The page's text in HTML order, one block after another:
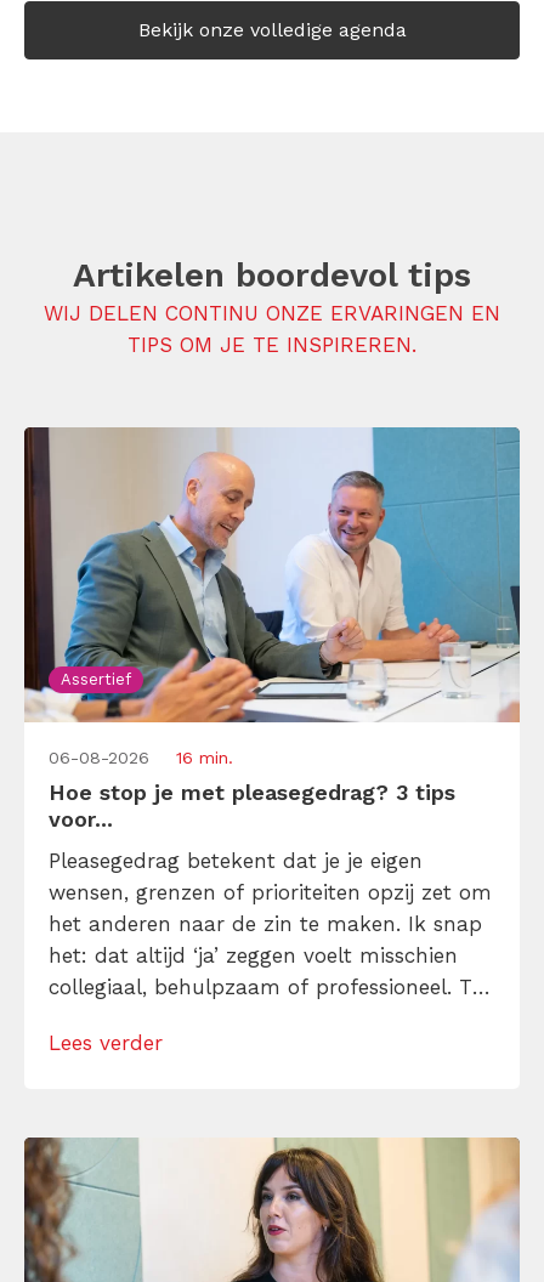
Bekijk onze volledige agenda
Artikelen boordevol tips
WIJ DELEN CONTINU ONZE ERVARINGEN EN
TIPS OM JE TE INSPIREREN.
Assertief
06-08-2026 16 min.
Hoe stop je met pleasegedrag? 3 tips
voor...
Pleasegedrag betekent dat je je eigen
wensen, grenzen of prioriteiten opzij zet om
het anderen naar de zin te maken. Ik snap
het: dat altijd ‘ja’ zeggen voelt misschien
collegiaal, behulpzaam of professioneel. Tot
andermans prioriteiten en je eigen werk
[…]
Lees verder